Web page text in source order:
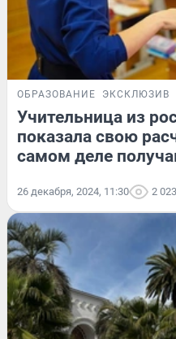
ОБРАЗОВАНИЕ ЭКСКЛЮЗИВ
Учительница из
показала свою
самом деле
26 декабря, 2024, 11:30 2 023